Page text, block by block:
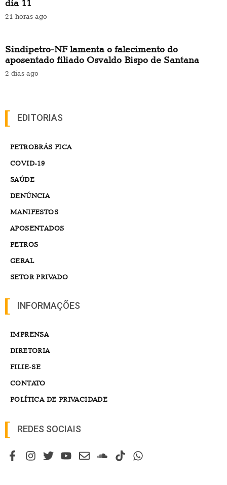
dia 11
21 horas ago
Sindipetro-NF lamenta o falecimento do
aposentado filiado Osvaldo Bispo de Santana
2 dias ago
EDITORIAS
PETROBRÁS FICA
COVID-19
SAÚDE
DENÚNCIA
MANIFESTOS
APOSENTADOS
PETROS
GERAL
SETOR PRIVADO
INFORMAÇÕES
IMPRENSA
DIRETORIA
FILIE-SE
CONTATO
POLÍTICA DE PRIVACIDADE
REDES SOCIAIS